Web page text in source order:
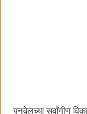
पनवेलच्या सर्वांगीण